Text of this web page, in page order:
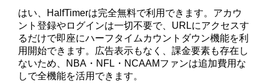
はい、HalfTimerは完全無料で利用できます。アカウ
ント登録やログインは一切不要で、URLにアクセスす
るだけで即座にハーフタイムカウントダウン機能を利
用開始できます。広告表示もなく、課金要素も存在し
ないため、NBA・NFL・NCAAMファンは追加費用な
しで全機能を活用できます。